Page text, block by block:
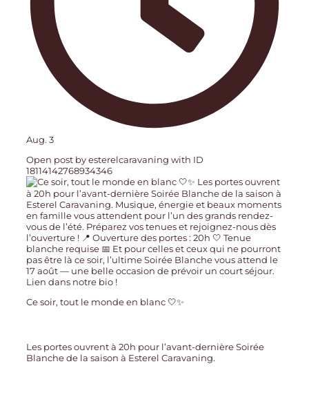
Aug. 3
Open post by esterelcaravaning with ID
18114142768934346
Ce soir, tout le monde en blanc 🤍✨
Les portes ouvrent à 20h pour l’avant-dernière Soirée
Blanche de la saison à Esterel Caravaning.